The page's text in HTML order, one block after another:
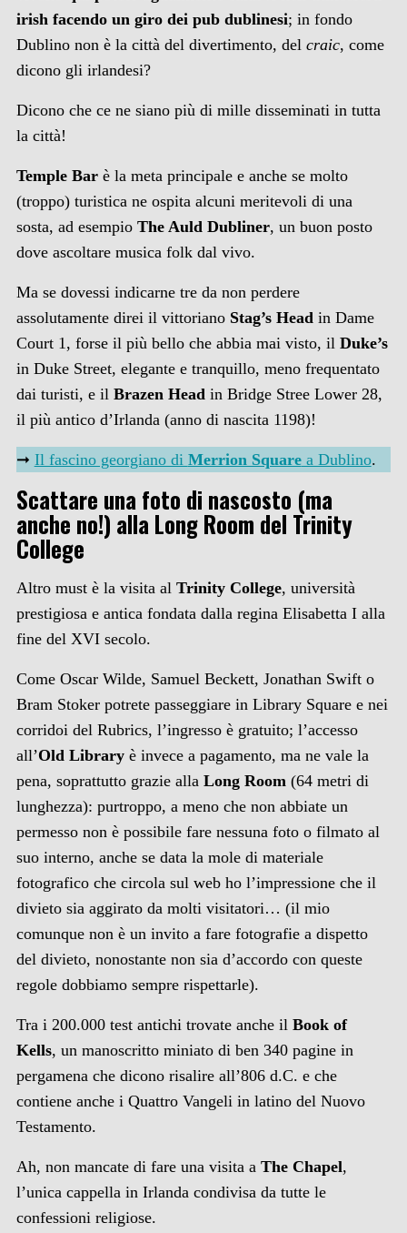
irish facendo un giro dei pub dublinesi; in fondo
Dublino non è la città del divertimento, del craic, come
dicono gli irlandesi?
Dicono che ce ne siano più di mille disseminati in tutta
la città!
Temple Barè la meta principale e anche se molto
(troppo) turistica ne ospita alcuni meritevoli di una
sosta, ad esempio The Auld Dubliner, un buon posto
dove ascoltare musica folk dal vivo.
Ma se dovessi indicarne tre da non perdere
assolutamente direi il vittoriano Stag’s Headin Dame
Court 1, forse il più bello che abbia mai visto, il Duke’s
in Duke Street, elegante e tranquillo, meno frequentato
dai turisti, e il Brazen Headin Bridge Stree Lower 28,
il più antico d’Irlanda (anno di nascita 1198)!
➞ Il fascino georgiano di Merrion Squarea Dublino.
Scattare una foto di nascosto (ma
anche no!) alla Long Room del Trinity
College
Altro must è la visita al Trinity College, università
prestigiosa e antica fondata dalla regina Elisabetta I alla
fine del XVI secolo.
Come Oscar Wilde, Samuel Beckett, Jonathan Swift o
Bram Stoker potrete passeggiare in Library Square e nei
corridoi del Rubrics, l’ingresso è gratuito; l’accesso
all’Old Libraryè invece a pagamento, ma ne vale la
pena, soprattutto grazie alla Long Room(64 metri di
lunghezza): purtroppo, a meno che non abbiate un
permesso non è possibile fare nessuna foto o filmato al
suo interno, anche se data la mole di materiale
fotografico che circola sul web ho l’impressione che il
divieto sia aggirato da molti visitatori… (il mio
comunque non è un invito a fare fotografie a dispetto
del divieto, nonostante non sia d’accordo con queste
regole dobbiamo sempre rispettarle).
Tra i 200.000 test antichi trovate anche il Book of
Kells, un manoscritto miniato di ben 340 pagine in
pergamena che dicono risalire all’806 d.C. e che
contiene anche i Quattro Vangeli in latino del Nuovo
Testamento.
Ah, non mancate di fare una visita a The Chapel,
l’unica cappella in Irlanda condivisa da tutte le
confessioni religiose.